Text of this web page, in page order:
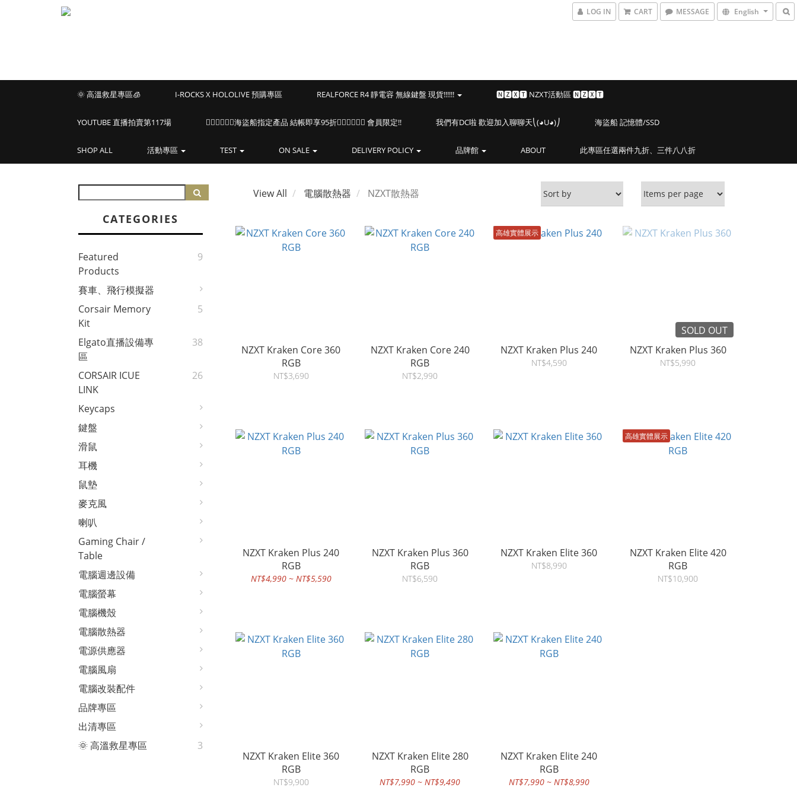
LOG IN CART MESSAGE English
🌞 高溫救星專區🧊 I-ROCKS X HOLOLIVE 預購專區 REALFORCE R4 靜電容 無線鍵盤 現貨!!!!!! 🅽🆉🆇🆃 NZXT活動區 🅽🆉🆇🆃
YOUTUBE 直播拍賣第117場 🏴‍☠️🏴‍☠️🏴‍☠️海盜船指定產品 結帳即享95折🏴‍☠️🏴‍☠️🏴‍☠️ 會員限定!! 我們有DC啦 歡迎加入聊聊天⎝(◕U◕)⎠ 海盜船 記憶體/SSD
SHOP ALL 活動專區 TEST ON SALE DELIVERY POLICY 品牌館 ABOUT 此專區任選兩件九折、三件八八折
CATEGORIES
Featured
Products
9
賽車、飛行模擬器
Corsair Memory
Kit
5
Elgato直播設備專
區
38
CORSAIR ICUE
LINK
26
Keycaps
鍵盤
滑鼠
耳機
鼠墊
麥克風
喇叭
Gaming Chair /
Table
電腦週邊設備
電腦螢幕
電腦機殼
電腦散熱器
電源供應器
電腦風扇
電腦改裝配件
品牌專區
出清專區
🌞 高溫救星專區
3
View All 電腦散熱器 NZXT散熱器
NZXT Kraken Core 360
RGB
NT$3,690
NZXT Kraken Core 240
RGB
NT$2,990
高雄實體展示
NZXT Kraken Plus 240
NT$4,590
SOLD OUT
NZXT Kraken Plus 360
NT$5,990
NZXT Kraken Plus 240
RGB
NT$4,990 ~ NT$5,590
NZXT Kraken Plus 360
RGB
NT$6,590
NZXT Kraken Elite 360
NT$8,990
高雄實體展示
NZXT Kraken Elite 420
RGB
NT$10,900
NZXT Kraken Elite 360
RGB
NT$9,900
NZXT Kraken Elite 280
RGB
NT$7,990 ~ NT$9,490
NZXT Kraken Elite 240
RGB
NT$7,990 ~ NT$8,990